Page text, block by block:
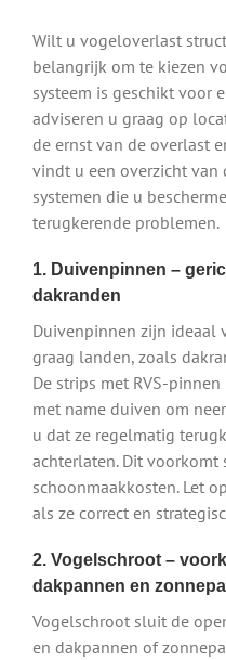
Wilt u vogeloverlast
belangrijk om te kiezen
systeem is geschikt voor
adviseren u graag op
de ernst van de overlast
vindt u een overzicht van
systemen die u
terugkerende problemen.
1. Duivenpinnen –
dakranden
Duivenpinnen zijn ideaal
graag landen, zoals
De strips met RVS-
met name duiven om
u dat ze regelmatig
achterlaten. Dit voorkomt
schoonmaakkosten. Let
als ze correct en
2. Vogelschroot –
dakpannen en
Vogelschroot sluit de
en dakpannen of